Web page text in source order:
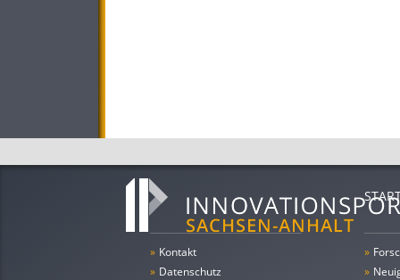
» Kontakt
» Datenschutz
»
»